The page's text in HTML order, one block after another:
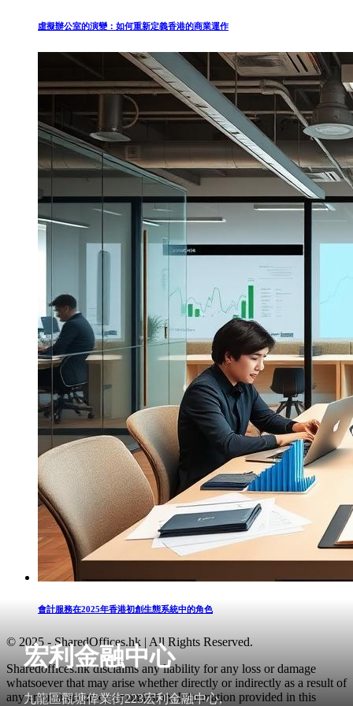
宏利金融中心
九龍區觀塘偉業街223宏利金融中心,
虛擬辦公室的演變：如何重新定義香港的商業運作
會計服務在2025年香港初創生態系統中的角色
© 2025 - SharedOffices.hk | All Rights Reserved.
Sharedoffices.hk disclaims any liability for any loss or damage
whatsoever that may arise whether directly or indirectly as a result of
any error, inaccuracy or omission. Information provided in this